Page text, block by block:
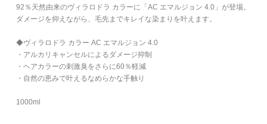
92％天然由来のヴィラロドラ カラーに「AC エマルジョン 4.0」が登場。
ダメージを抑えながら、毛先までキレイな染まりを叶えます。
◆ヴィラロドラ カラー AC エマルジョン 4.0
・アルカリキャンセルによるダメージ抑制
・ヘアカラーの刺激臭をさらに60％軽減
・自然の恵みで叶えるなめらかな手触り
1000ml